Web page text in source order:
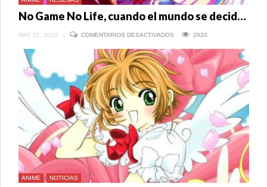
No Game No Life, cuando el mundo se decide jugando
MAY 22, 2020 | COMENTARIOS DESACTIVADOS
GAME
NO
LIFE,
CUANDO
EL
MUNDO
SE
DECIDE
JUGANDO
2620
ANIME NOTICIAS